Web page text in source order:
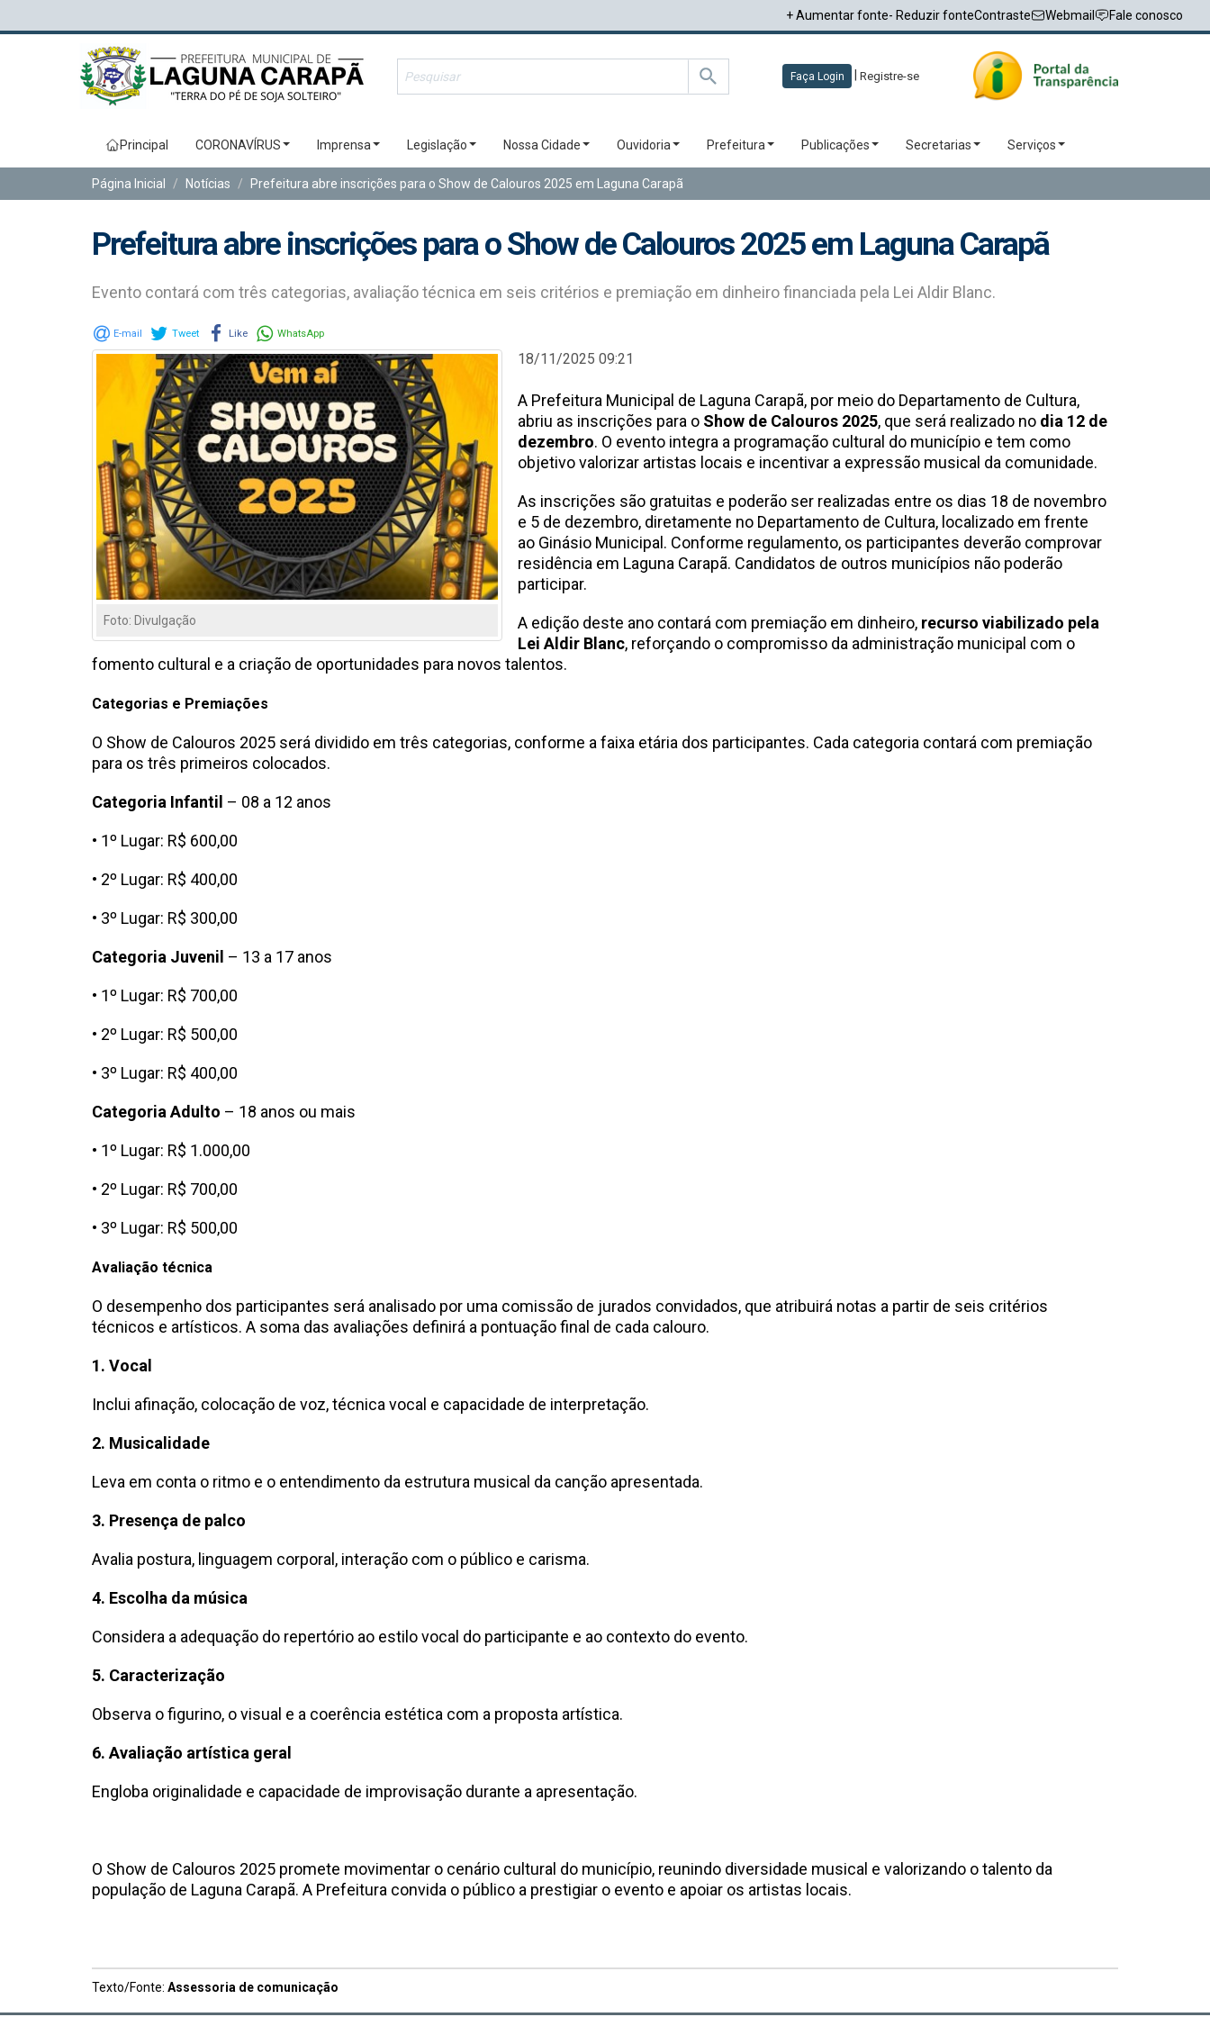
+ Aumentar fonte- Reduzir fonteContraste Webmail Fale conosco
Faça Login Registre-se
Principal CORONAVÍRUS Imprensa Legislação Nossa Cidade Ouvidoria Prefeitura Publicações Secretarias Serviços
Página Inicial Notícias Prefeitura abre inscrições para o Show de Calouros 2025 em Laguna Carapã
Prefeitura abre inscrições para o Show de Calouros 2025 em Laguna Carapã
Evento contará com três categorias, avaliação técnica em seis critérios e premiação em dinheiro financiada pela Lei Aldir Blanc.
E-mail Tweet Like WhatsApp
Foto: Divulgação
18/11/2025 09:21
A Prefeitura Municipal de Laguna Carapã, por meio do Departamento de Cultura,
abriu as inscrições para o Show de Calouros 2025, que será realizado no dia 12 de
dezembro. O evento integra a programação cultural do município e tem como
objetivo valorizar artistas locais e incentivar a expressão musical da comunidade.
As inscrições são gratuitas e poderão ser realizadas entre os dias 18 de novembro
e 5 de dezembro, diretamente no Departamento de Cultura, localizado em frente
ao Ginásio Municipal. Conforme regulamento, os participantes deverão comprovar
residência em Laguna Carapã. Candidatos de outros municípios não poderão
participar.
A edição deste ano contará com premiação em dinheiro, recurso viabilizado pela
Lei Aldir Blanc, reforçando o compromisso da administração municipal com o
fomento cultural e a criação de oportunidades para novos talentos.
Categorias e Premiações
O Show de Calouros 2025 será dividido em três categorias, conforme a faixa etária dos participantes. Cada categoria contará com premiação
para os três primeiros colocados.
Categoria Infantil – 08 a 12 anos
• 1º Lugar: R$ 600,00
• 2º Lugar: R$ 400,00
• 3º Lugar: R$ 300,00
Categoria Juvenil – 13 a 17 anos
• 1º Lugar: R$ 700,00
• 2º Lugar: R$ 500,00
• 3º Lugar: R$ 400,00
Categoria Adulto – 18 anos ou mais
• 1º Lugar: R$ 1.000,00
• 2º Lugar: R$ 700,00
• 3º Lugar: R$ 500,00
Avaliação técnica
O desempenho dos participantes será analisado por uma comissão de jurados convidados, que atribuirá notas a partir de seis critérios
técnicos e artísticos. A soma das avaliações definirá a pontuação final de cada calouro.
1. Vocal
Inclui afinação, colocação de voz, técnica vocal e capacidade de interpretação.
2. Musicalidade
Leva em conta o ritmo e o entendimento da estrutura musical da canção apresentada.
3. Presença de palco
Avalia postura, linguagem corporal, interação com o público e carisma.
4. Escolha da música
Considera a adequação do repertório ao estilo vocal do participante e ao contexto do evento.
5. Caracterização
Observa o figurino, o visual e a coerência estética com a proposta artística.
6. Avaliação artística geral
Engloba originalidade e capacidade de improvisação durante a apresentação.
O Show de Calouros 2025 promete movimentar o cenário cultural do município, reunindo diversidade musical e valorizando o talento da
população de Laguna Carapã. A Prefeitura convida o público a prestigiar o evento e apoiar os artistas locais.
Texto/Fonte: Assessoria de comunicação